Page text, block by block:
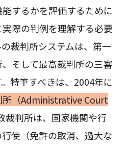
するかを評価するために
際の判例を理解する必要
裁判所システムは、第一
そして最高裁判所の三審
特筆すべきは、2004年に
所（Administrative Court
裁判所は、国家機関や行
使（免許の取消、過大な